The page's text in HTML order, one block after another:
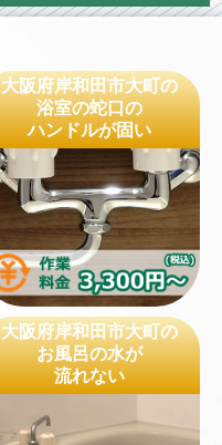
大阪府岸和田市大町の
浴室の蛇口の
ハンドルが固い
大阪府岸和田市大町の
お風呂の水が
流れない